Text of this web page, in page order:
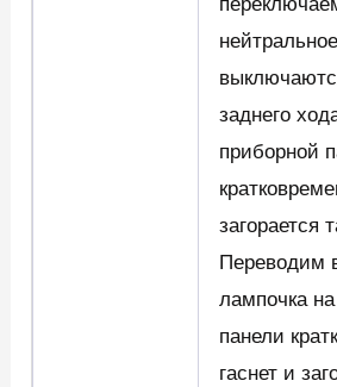
заднего
приборной
загорается
Переводим
лампочка
панели
гаснет и